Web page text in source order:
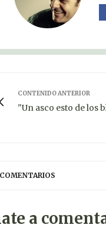
CONTENIDO ANTERIOR
"Un asco esto de los
a